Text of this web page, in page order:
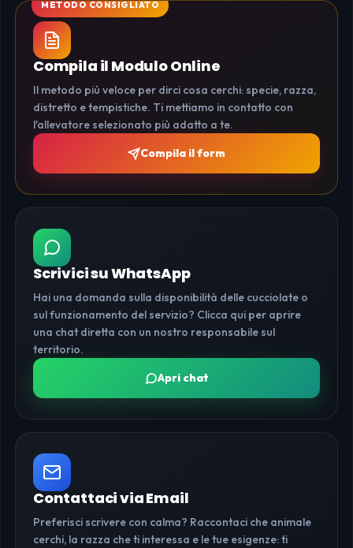
Compila il Modulo Online
Il metodo più veloce per dirci cosa cerchi: specie, razza,
distretto e tempistiche. Ti mettiamo in contatto con
l'allevatore selezionato più adatto a te.
Compila il form
Scrivici su WhatsApp
Hai una domanda sulla disponibilità delle cucciolate o
sul funzionamento del servizio? Clicca qui per aprire
una chat diretta con un nostro responsabile sul
territorio.
Apri chat
Contattaci via Email
Preferisci scrivere con calma? Raccontaci che animale
cerchi, la razza che ti interessa e le tue esigenze: ti